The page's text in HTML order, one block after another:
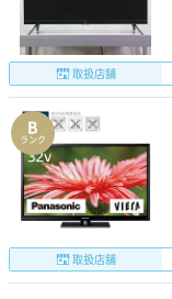
取扱店舗
B
ランク
取扱店舗